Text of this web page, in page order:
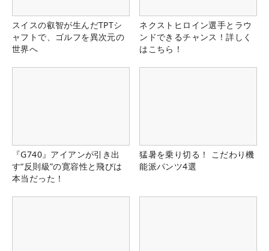
スイスの叡智が生んだTPTシ
ャフトで、ゴルフを異次元の
世界へ
ネクストヒロイン選手とラウ
ンドできるチャンス！詳しく
はこちら！
『G740』アイアンが引き出
す“反則級”の寛容性と飛びは
本当だった！
猛暑を乗り切る！ こだわり機
能派パンツ4選